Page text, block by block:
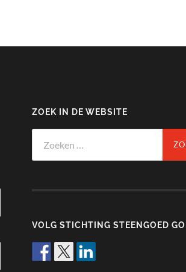
ZOEK IN DE WEBSITE
naar:
VOLG STICHTING STEENGOED